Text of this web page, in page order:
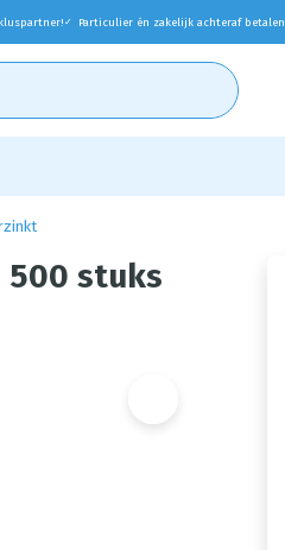
✓ Particulier én zakelijk achteraf betalen
500 stuks